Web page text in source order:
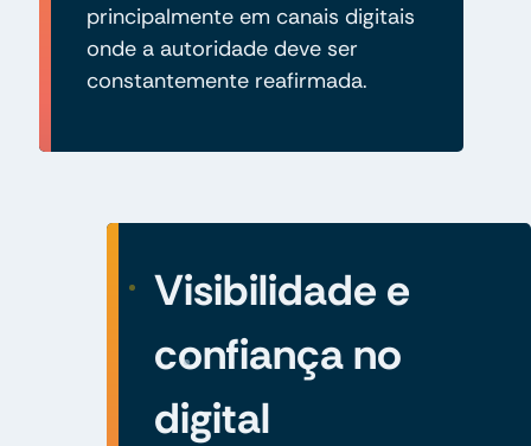
principalmente em canais digitais
onde a autoridade deve ser
constantemente reafirmada.
Visibilidade e
confiança no
digital